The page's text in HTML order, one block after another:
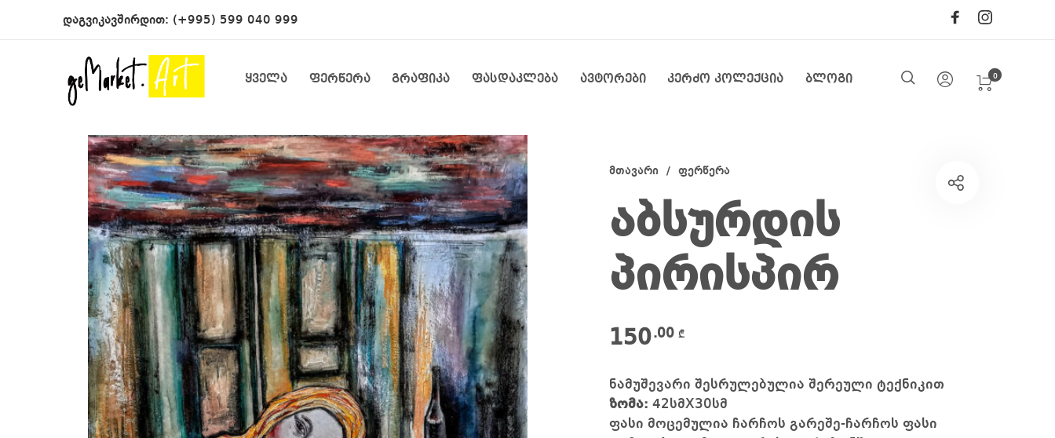
დაგვიკავშირდით: (+995) 599 040 999
ყველა ფერწერა გრაფიკა ფასდაკლება ავტორები კერძო კოლექცია ბლოგი 0
მთავარი / ფერწერა
აბსურდის
პირისპირ
150.00 ₾
ნამუშევარი შესრულებულია შერეული ტექნიკით
ზომა: 42სმX30სმ
ფასი მოცემულია ჩარჩოს გარეშე-ჩარჩოს ფასი